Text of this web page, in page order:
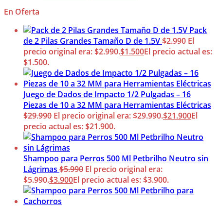
En Oferta
Pack
de 2 Pilas Grandes Tamaño D de 1.5V$2.990 El
precio original era: $2.990.$1.500El precio actual es:
$1.500.
Juego de Dados de Impacto 1/2 Pulgadas – 16
Piezas de 10 a 32 MM para Herramientas Eléctricas
$29.990 El precio original era: $29.990.$21.900El
precio actual es: $21.900.
Shampoo para Perros 500 Ml Petbrilho Neutro sin
Lágrimas $5.990 El precio original era:
$5.990.$3.900El precio actual es: $3.900.